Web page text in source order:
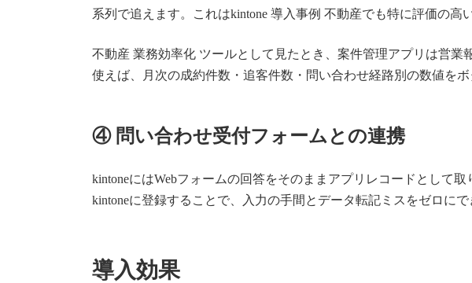
系列で追えます。これはkintone 導入事例 不動産でも特に評価の高
不動産 業務効率化 ツールとして見たとき、案件管理アプリは営
使えば、月次の成約件数・追客件数・問い合わせ経路別の数値を
④ 問い合わせ受付フォームとの連携
kintoneにはWebフォームの回答をそのままアプリレコードとして
kintoneに登録することで、入力の手間とデータ転記ミスをゼロにで
導入効果